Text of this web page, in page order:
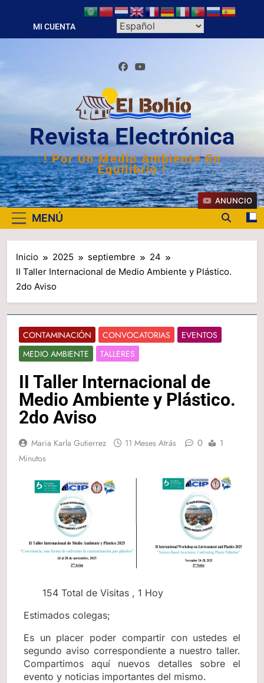
contenido
MI CUENTA
Revista Electrónica
! Por Un Medio Ambiente En
Equilibrio !
MENÚ
ANUNCIO
Inicio 2025 septiembre
24
II Taller Internacional de Medio Ambiente y Plástico.
2do Aviso
CONTAMINACIÓN CONVOCATORIAS
EVENTOS
MEDIO AMBIENTE
TALLERES
II Taller Internacional de
Medio Ambiente y Plástico.
2do Aviso
Maria Karla Gutierrez 11 Meses Atrás 0
1
Minutos
154 Total de Visitas , 1 Hoy
Estimados colegas;
Es un placer poder compartir con ustedes el
segundo aviso correspondiente a nuestro taller.
Compartimos aquí nuevos detalles sobre el
evento y noticias importantes del mismo.